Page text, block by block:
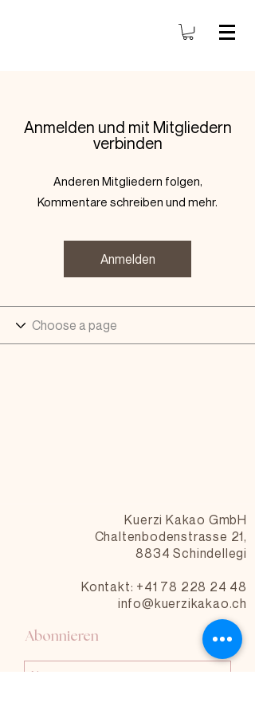
Anmelden und mit Mitgliedern
verbinden
Anderen Mitgliedern folgen,
Kommentare schreiben und mehr.
Anmelden
Kuerzi Kakao GmbH
Chaltenbodenstrasse 21,
8834 Schindellegi
Kontakt: +41 78 228 24 48
info@kuerzikakao.ch
Abonnieren